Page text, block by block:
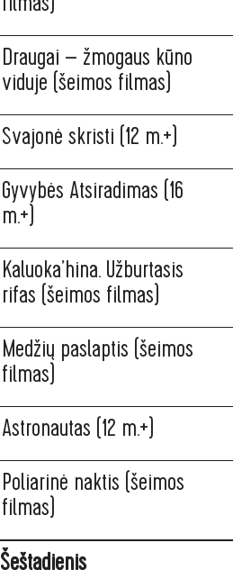
Draugai – žmogaus kūno
viduje (šeimos filmas)
Svajonė skristi (12 m.+)
Gyvybės Atsiradimas (16
m.+)
Kaluoka’hina. Užburtasis
rifas (šeimos filmas)
Medžių paslaptis (šeimos
filmas)
Astronautas (12 m.+)
Poliarinė naktis (šeimos
filmas)
Šeštadienis